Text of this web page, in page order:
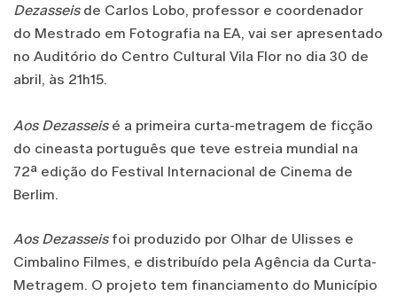
Dezasseisde Carlos Lobo, professor e coordenador
do Mestrado em Fotografia na EA, vai ser apresentado
no Auditório do Centro Cultural Vila Flor no dia 30 de
abril, às 21h15.
Aos Dezasseisé a primeira curta-metragem de ficção
do cineasta português que teve estreia mundial na
72ª edição do Festival Internacional de Cinema de
Berlim.
Aos Dezasseisfoi produzido por Olhar de Ulisses e
Cimbalino Filmes, e distribuído pela Agência da Curta-
Metragem. O projeto tem financiamento do Município